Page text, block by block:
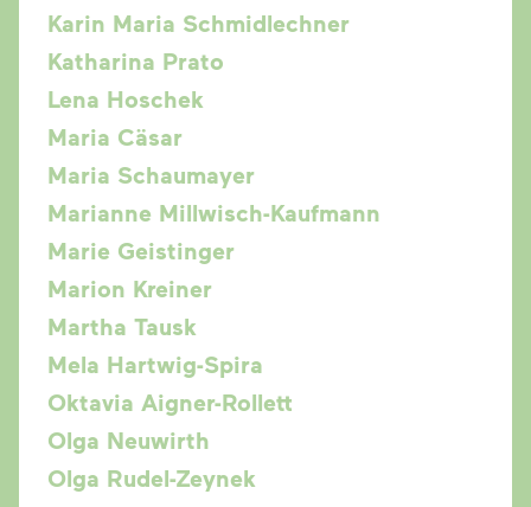
Karin Maria Schmidlechner
Katharina Prato
Lena Hoschek
Maria Cäsar
Maria Schaumayer
Marianne Millwisch-Kaufmann
Marie Geistinger
Marion Kreiner
Martha Tausk
Mela Hartwig-Spira
Oktavia Aigner-Rollett
Olga Neuwirth
Olga Rudel-Zeynek